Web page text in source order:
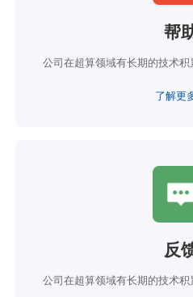
帮
公司在超算领域有长期的技术
了解更
反
公司在超算领域有长期的技术